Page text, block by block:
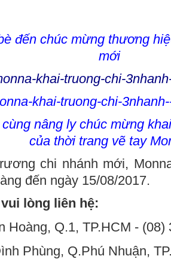
đến chúc mừng thương
mới
nâng ly chúc mừng
của thời trang vẽ tay
chi nhánh mới,
đến ngày 15/08/2017.
lòng liên hệ:
Hoàng, Q.1, TP.HCM - (08)
Phùng, Q.Phú Nhuận,